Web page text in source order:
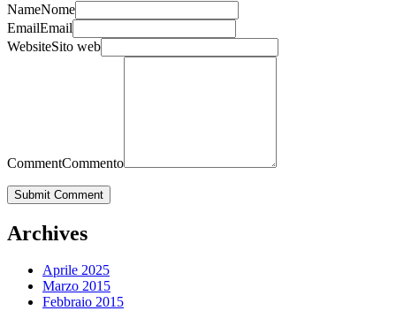
NameNome
EmailEmail
WebsiteSito web
CommentCommento
Submit Comment
Archives
Aprile 2025
Marzo 2015
Febbraio 2015